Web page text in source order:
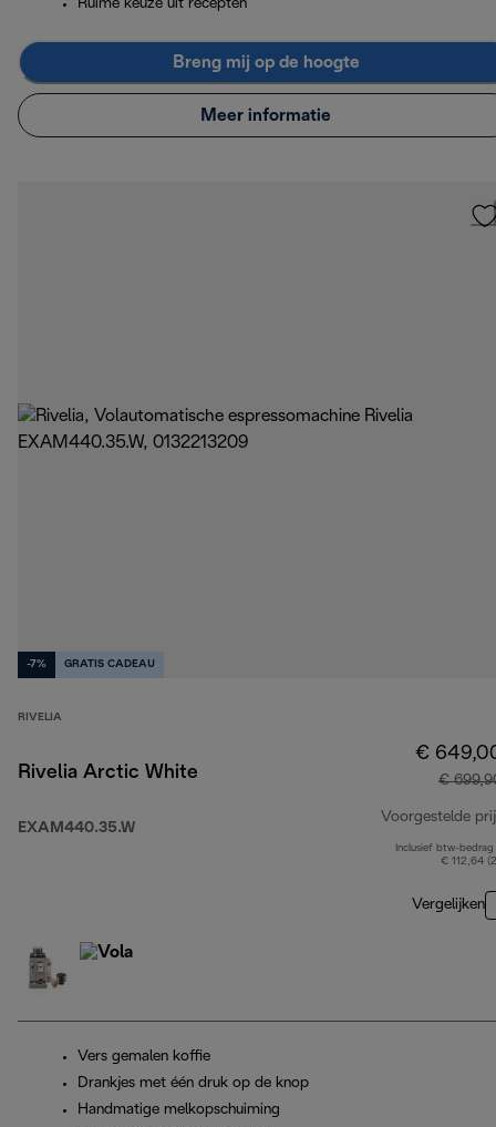
Ruime keuze uit recepten
Breng mij op de hoogte
Meer informatie
-7% GRATIS CADEAU
RIVELIA
Rivelia Arctic White
EXAM440.35.W
€
€
Voorgestelde
Inclusief btw-bedrag
€ 112,64
Vergelijken
Vers gemalen koffie
Drankjes met één druk op de knop
Handmatige melkopschuiming